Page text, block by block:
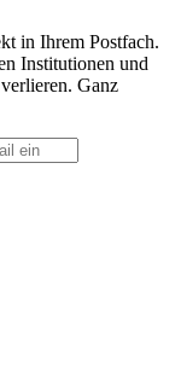
in Ihrem Postfach.
Institutionen und
Ganz